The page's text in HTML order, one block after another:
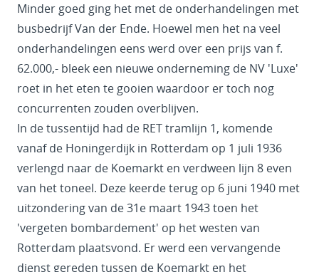
Minder goed ging het met de onderhandelingen met
busbedrijf Van der Ende. Hoewel men het na veel
onderhandelingen eens werd over een prijs van f.
62.000,- bleek een nieuwe onderneming de NV 'Luxe'
roet in het eten te gooien waardoor er toch nog
concurrenten zouden overblijven.
In de tussentijd had de RET tramlijn 1, komende
vanaf de Honingerdijk in Rotterdam op 1 juli 1936
verlengd naar de Koemarkt en verdween lijn 8 even
van het toneel. Deze keerde terug op 6 juni 1940 met
uitzondering van de 31e maart 1943 toen het
'vergeten bombardement' op het westen van
Rotterdam plaatsvond. Er werd een vervangende
dienst gereden tussen de Koemarkt en het